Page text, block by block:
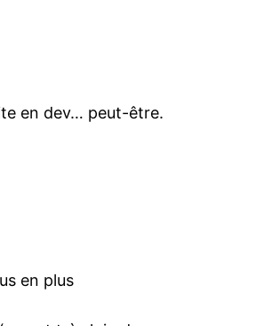
en dev… peut-être.
en plus